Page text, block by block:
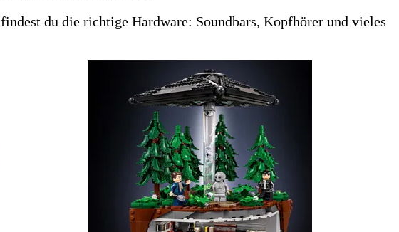
findest du die richtige Hardware: Soundbars, Kopfhörer und vieles